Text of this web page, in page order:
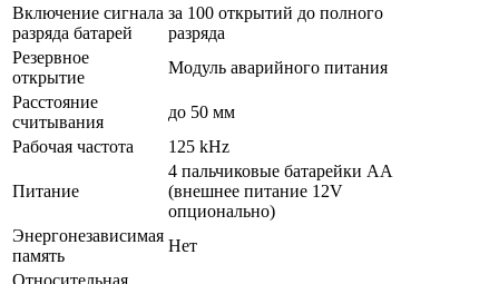
Включение сигнала
разряда батарей
за 100 открытий до полного
разряда
Резервное
открытие
Модуль аварийного питания
Расстояние
считывания
до 50 мм
Рабочая частота
125 kHz
Питание
4 пальчиковые батарейки AA
(внешнее питание 12V
опционально)
Энергонезависимая
память
Нет